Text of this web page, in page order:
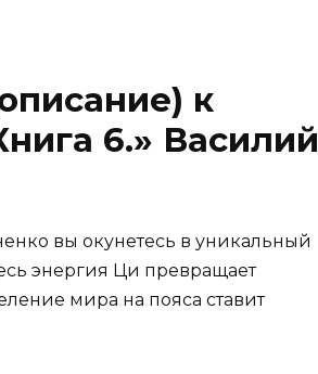
к
6.» Василий
вы окунетесь в уникальный
энергия Ци превращает
мира на пояса ставит